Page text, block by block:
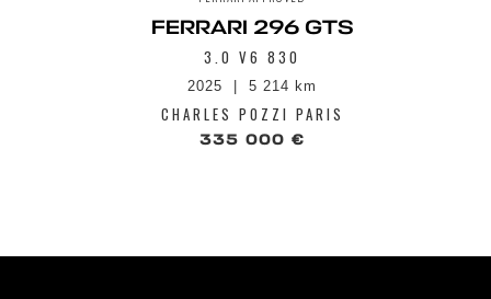
FERRARI 296 GTS
3.0 V6 830
2025 5 214 km
CHARLES POZZI PARIS
335 000 €